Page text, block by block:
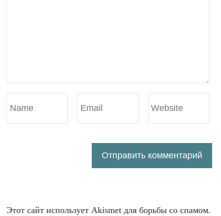
Этот сайт использует Akismet для борьбы со спамом.